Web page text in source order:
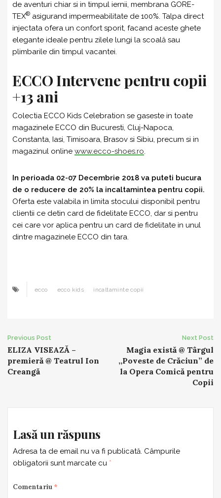
de aventuri chiar si in timpul iernii, membrana GORE-
TEX® asigurand impermeabilitate de 100%. Talpa direct
injectata ofera un confort sporit, facand aceste ghete
elegante ideale pentru zilele lungi la scoală sau
plimbarile din timpul vacantei.
ECCO Intervene pentru copii
+13 ani
Colectia ECCO Kids Celebration se gaseste in toate
magazinele ECCO din Bucuresti, Cluj-Napoca,
Constanta, Iasi, Timisoara, Brasov si Sibiu, precum si in
magazinul online www.ecco-shoes.ro.
In perioada 02-07 Decembrie 2018 va puteti bucura
de o reducere de 20% la incaltamintea pentru copii.
Oferta este valabila in limita stocului disponibil pentru
clientii ce detin card de fidelitate ECCO, dar si pentru
cei care vor aplica pentru un card de fidelitate in unul
dintre magazinele ECCO din tara.
ecco ecco kids incaltaminte copii
Post
navigation
Previous Post
ELIZA VISEAZĂ –
premieră @ Teatrul Ion
Creangă
Next Post
Magia există @ Târgul
,,Poveste de Crăciun” de
la Opera Comică pentru
Copii
Lasă un răspuns
Adresa ta de email nu va fi publicată. Câmpurile
obligatorii sunt marcate cu *
Comentariu *